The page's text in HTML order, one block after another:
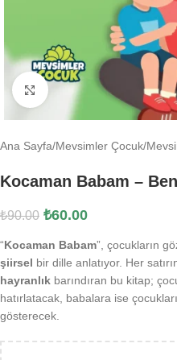
Büyütmek için tıklayın
Ana Sayfa/Mevsimler Çocuk/
Kocaman Babam –
₺90.00 ₺60.00
“Kocaman Babam”, çocukların
şiirsel bir dille anlatıyor. Her
hayranlık barındıran bu kitap;
hatırlatacak, babalara ise
gösterecek.